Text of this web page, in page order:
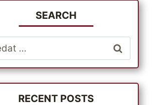
SEARCH
RECENT POSTS